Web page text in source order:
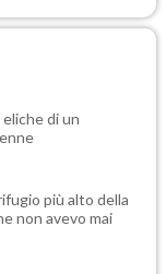
di un
più alto della
non avevo mai